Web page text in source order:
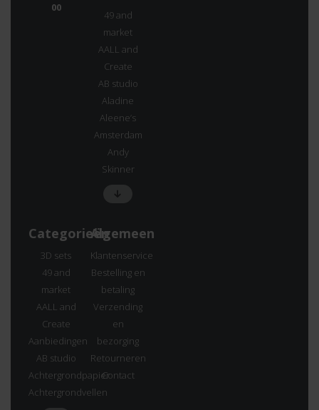
00
49 and
market
AALL and
Create
AB studio
Aladine
Aleene’s
Amsterdam
Andy
Skinner
Categorieën
3D sets
49 and
market
AALL and
Create
Aanbiedingen
AB studio
Achtergrondpapier
Achtergrondvellen
Algemeen
Klantenservice
Bestelling en
betaling
Verzending
en
bezorging
Retourneren
Contact